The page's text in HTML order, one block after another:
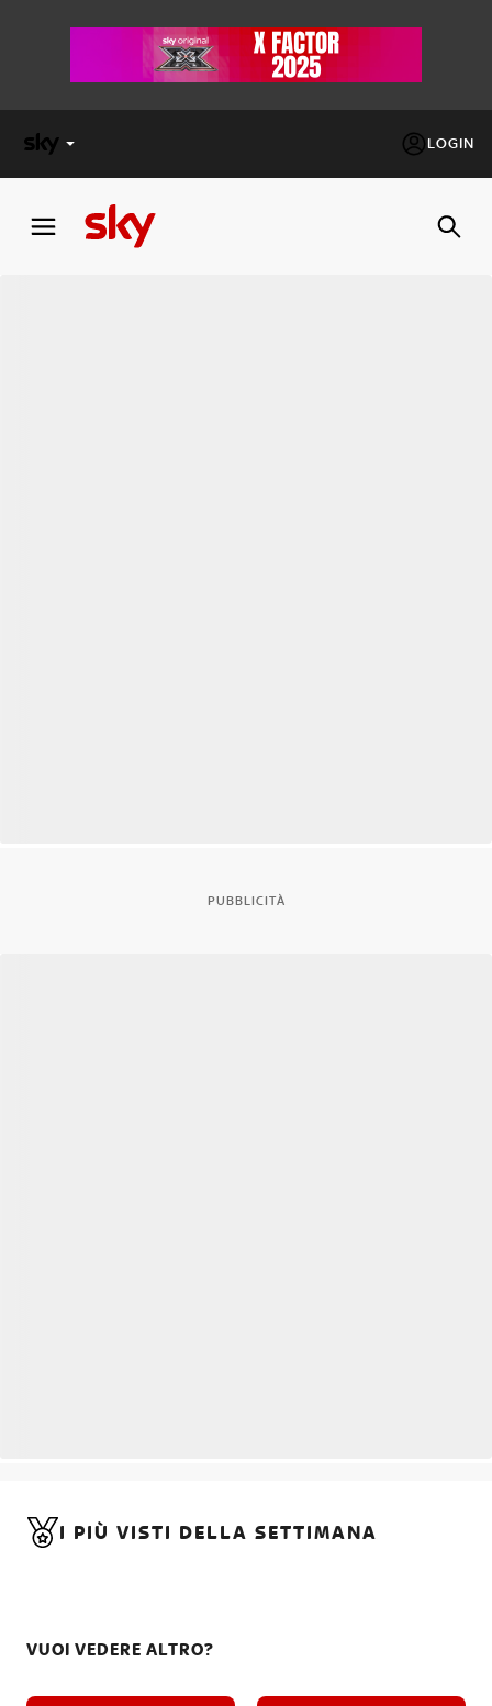
LOGIN
FACTOR
PUBBLICITÀ
I PIÙ VISTI DELLA SETTIMANA
VUOI VEDERE ALTRO?